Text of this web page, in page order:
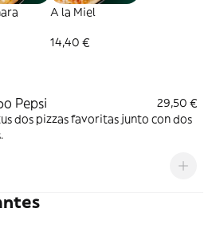
A la Miel
14,40 €
Pepsi
29,50 €
dos pizzas favoritas junto con dos